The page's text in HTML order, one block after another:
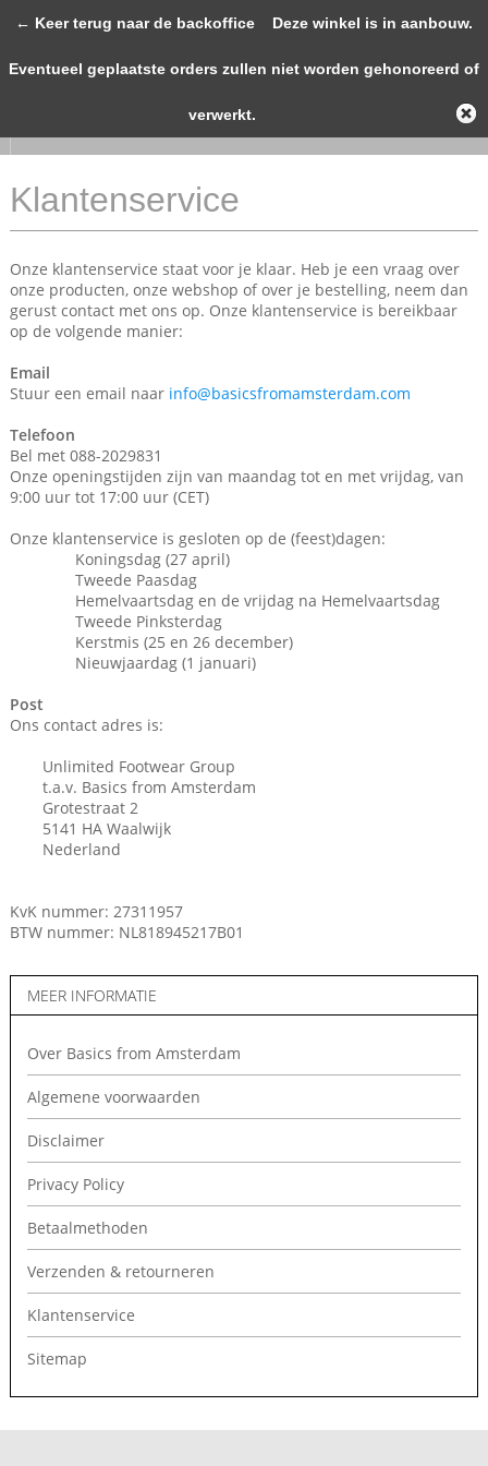
0
Klantenservice
Onze klantenservice staat voor je klaar. Heb je een vraag over
onze producten, onze webshop of over je bestelling, neem dan
gerust contact met ons op. Onze klantenservice is bereikbaar
op de volgende manier:
Email
Stuur een email naar info@basicsfromamsterdam.com
Telefoon
Bel met 088-2029831
Onze openingstijden zijn van maandag tot en met vrijdag, van
9:00 uur tot 17:00 uur (CET)
Onze klantenservice is gesloten op de (feest)dagen:
Koningsdag (27 april)
Tweede Paasdag
Hemelvaartsdag en de vrijdag na Hemelvaartsdag
Tweede Pinksterdag
Kerstmis (25 en 26 december)
Nieuwjaardag (1 januari)
Post
Ons contact adres is:
Unlimited Footwear Group
t.a.v. Basics from Amsterdam
Grotestraat 2
5141 HA Waalwijk
Nederland
KvK nummer: 27311957
BTW nummer: NL818945217B01
MEER INFORMATIE
Over Basics from Amsterdam
Algemene voorwaarden
Disclaimer
Privacy Policy
Betaalmethoden
Verzenden & retourneren
Klantenservice
Sitemap
← Keer terug naar de backoffice Deze winkel is in aanbouw.
Eventueel geplaatste orders zullen niet worden gehonoreerd of
verwerkt.